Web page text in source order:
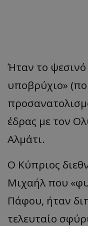
Ήταν το ψεσινό
υποβρύχιο»
έδρας με τον
Αλμάτι.
Ο Κύπριος
Μιχαήλ που
Πάφου, ήταν
τελευταίο